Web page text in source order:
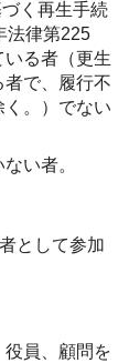
く再生手続
法律第225
る者（更生
で、履行不
。）でない
い者。
として参加
員、顧問を